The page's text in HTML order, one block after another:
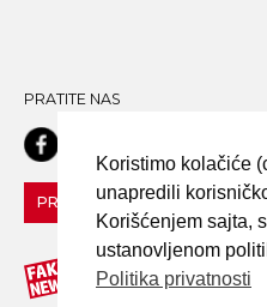
PRATITE NAS
PRIJAVI LAŽNU VEST!
Koristimo kolačiće
unapredili
Korišćenjem sajta,
ustanovljenom
Politika privatnosti